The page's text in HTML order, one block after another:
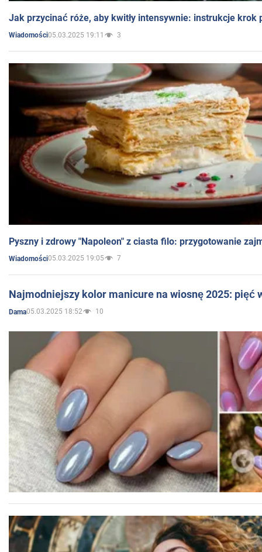
Jak przycinać róże, aby kwitły intensywnie: instrukcje krok
Wiadomości05.03.2025 19:11 3
Pyszny i zdrowy "Napoleon" z ciasta filo: przygotowanie
Wiadomości05.03.2025 19:05 7
Najmodniejszy kolor manicure na wiosnę 2025: pięć
Dama05.03.2025 18:52 10